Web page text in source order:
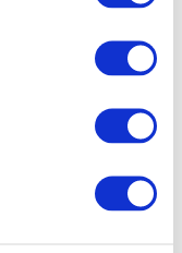
Gastgeber finden
0 Treffer